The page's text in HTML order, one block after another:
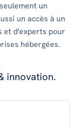
un
un accès à un
et d'experts pour
hébergées.
innovation.